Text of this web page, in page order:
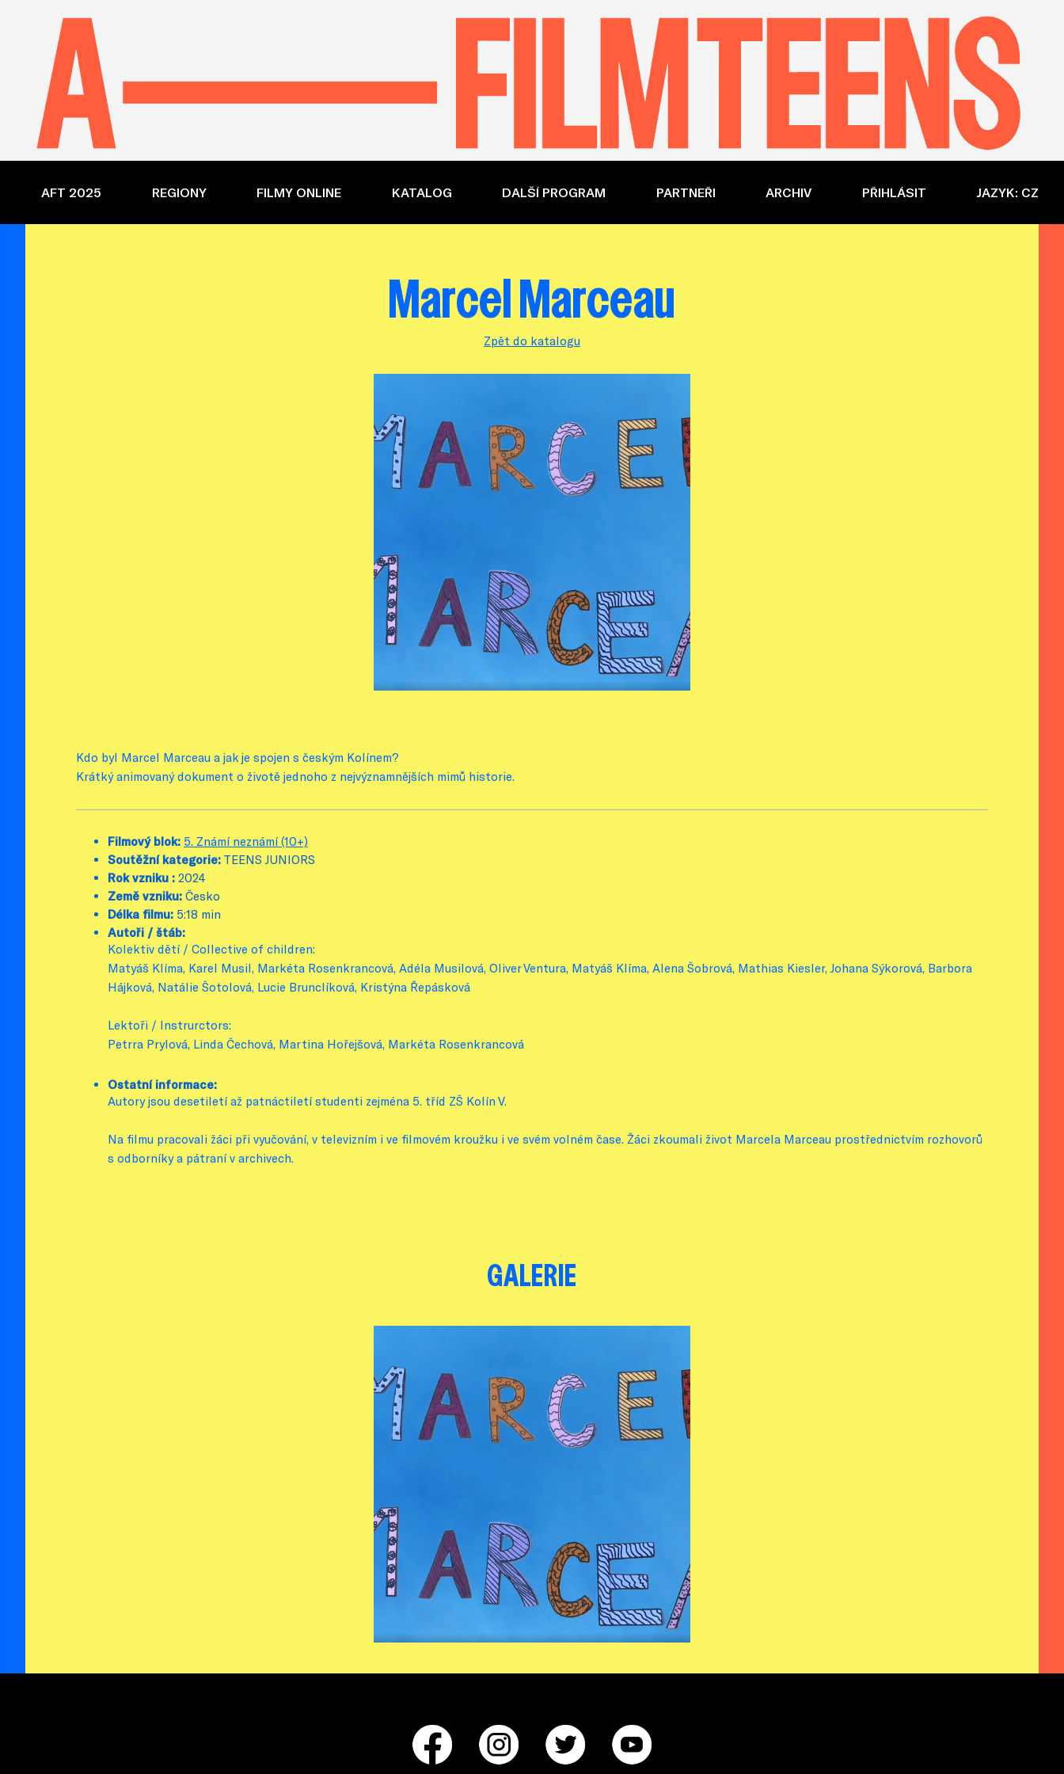
AFT 2025 REGIONY FILMY ONLINE KATALOG DALŠÍ PROGRAM PARTNEŘI ARCHIV PŘIHLÁSIT JAZYK: CZ
Marcel Marceau
Zpět do katalogu
Kdo byl Marcel Marceau a jak je spojen s českým Kolínem?
Krátký animovaný dokument o životě jednoho z nejvýznamnějších mimů historie.
Filmový blok: 5. Známí neznámí (10+)
Soutěžní kategorie: TEENS JUNIORS
Rok vzniku : 2024
Země vzniku: Česko
Délka filmu: 5:18 min
Autoři / štáb:
Kolektiv dětí / Collective of children:
Matyáš Klíma, Karel Musil, Markéta Rosenkrancová, Adéla Musilová, Oliver Ventura, Matyáš Klíma, Alena Šobrová, Mathias Kiesler, Johana Sýkorová, Barbora
Hájková, Natálie Šotolová, Lucie Brunclíková, Kristýna Řepásková
Lektoři / Instrurctors:
Petrra Prylová, Linda Čechová, Martina Hořejšová, Markéta Rosenkrancová
Ostatní informace:
Autory jsou desetiletí až patnáctiletí studenti zejména 5. tříd ZŠ Kolín V.
Na filmu pracovali žáci při vyučování, v televizním i ve filmovém kroužku i ve svém volném čase. Žáci zkoumali život Marcela Marceau prostřednictvím rozhovorů
s odborníky a pátraní v archivech.
GALERIE